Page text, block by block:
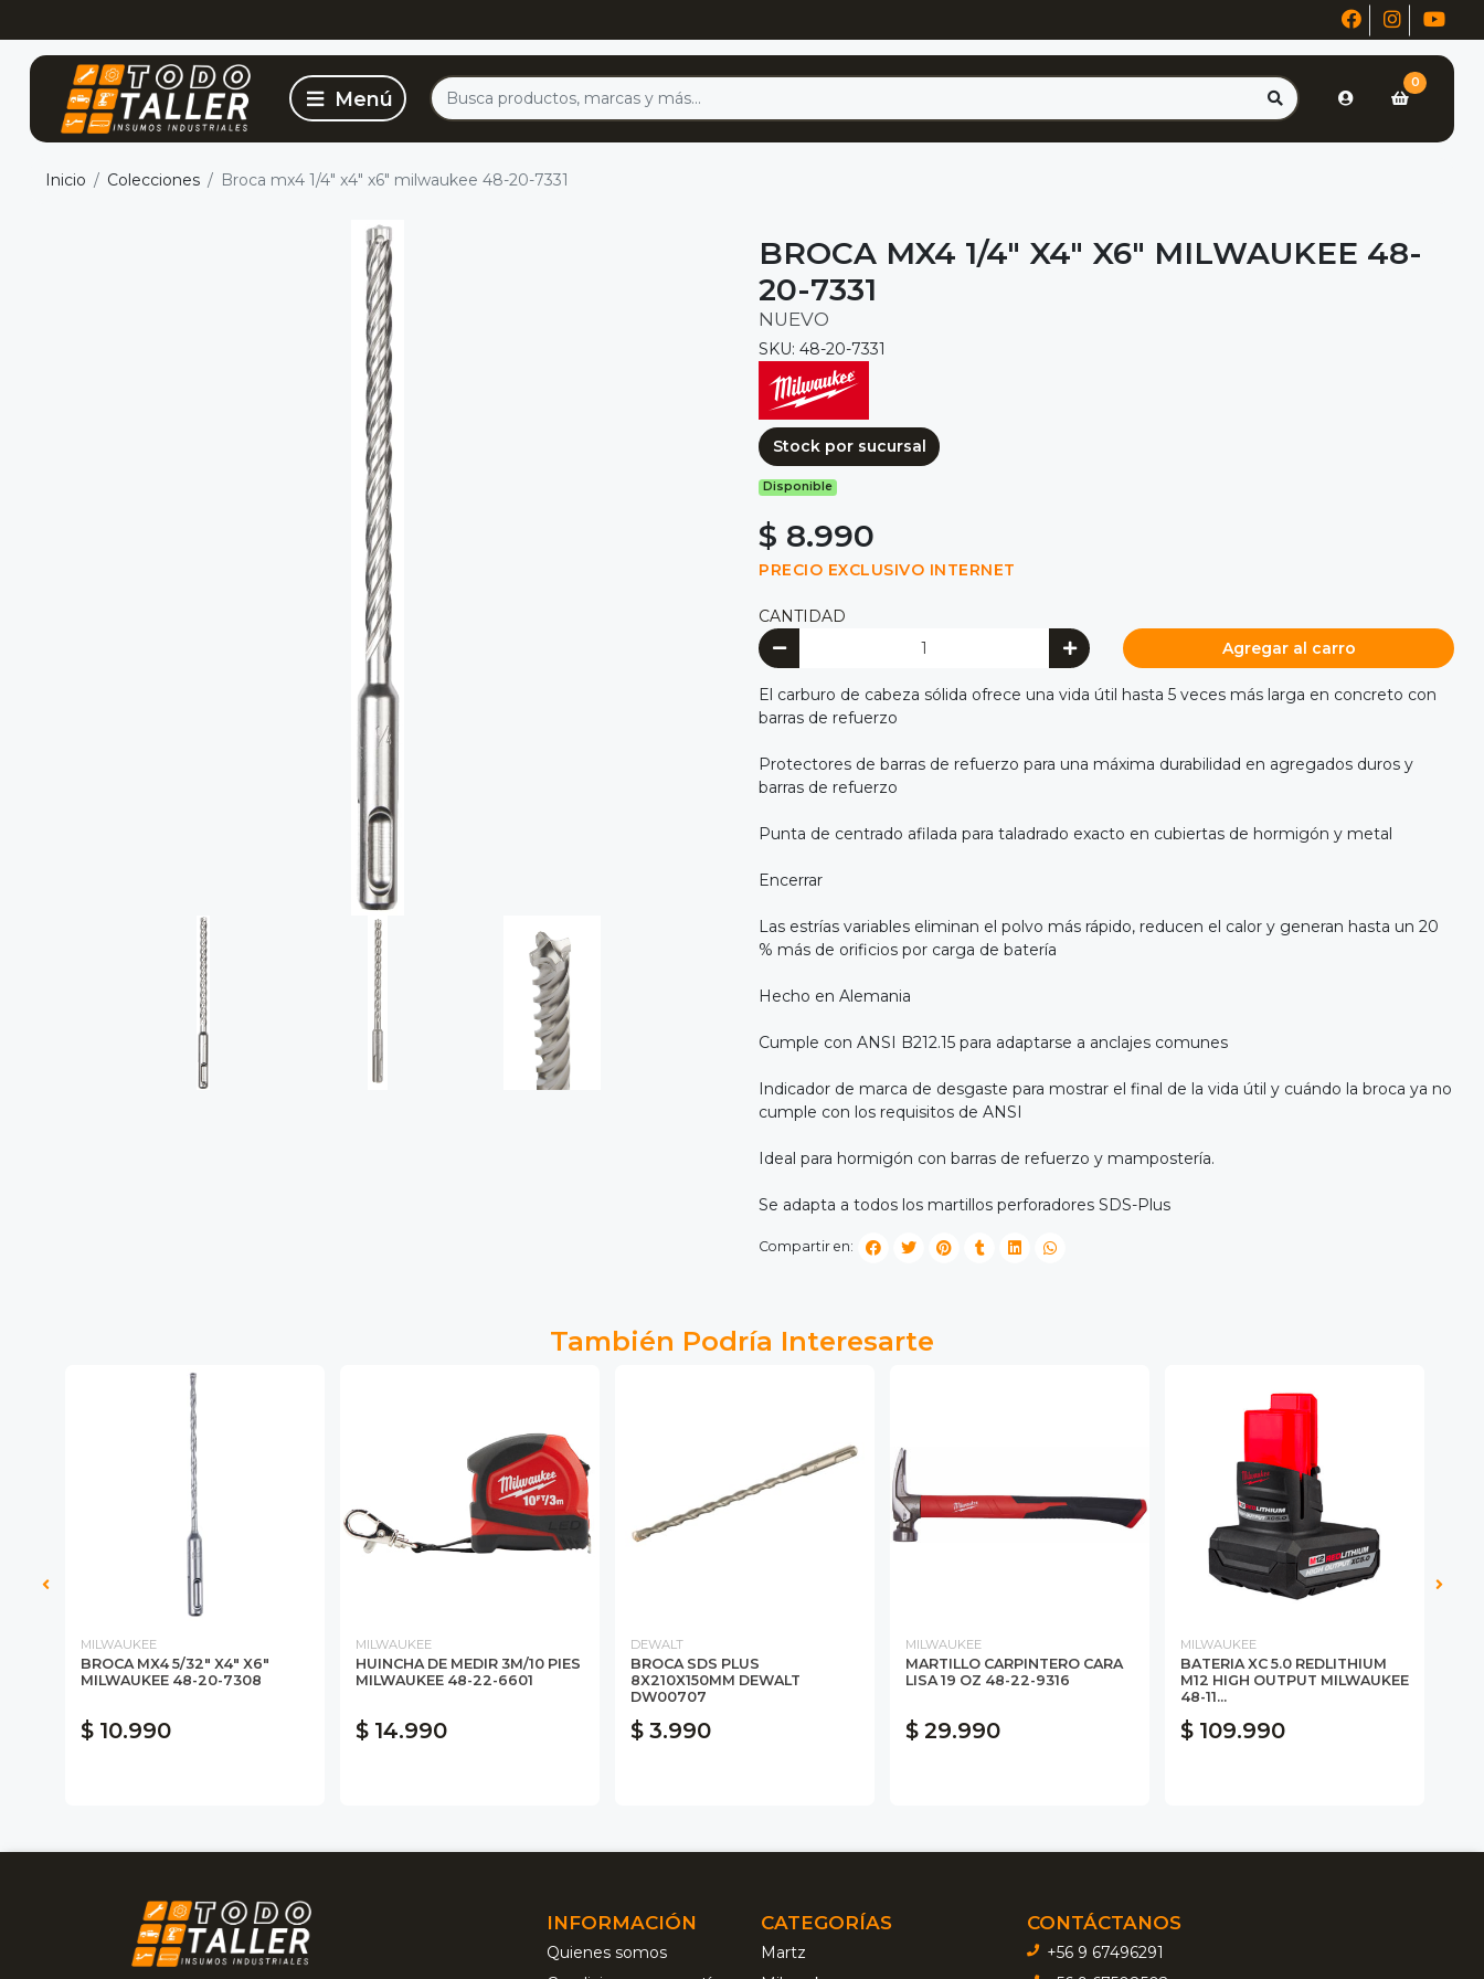
0
Inicio Colecciones Broca mx4 1/4" x4" x6" milwaukee 48-20-7331
BROCA MX4 1/4" X4" X6" MILWAUKEE 48-
20-7331
NUEVO
SKU: 48-20-7331
Stock por sucursal
Disponible
$ 8.990
PRECIO EXCLUSIVO INTERNET
CANTIDAD
Agregar al carro
El carburo de cabeza sólida ofrece una vida útil hasta 5 veces más larga en concreto con
barras de refuerzo
Protectores de barras de refuerzo para una máxima durabilidad en agregados duros y
barras de refuerzo
Punta de centrado afilada para taladrado exacto en cubiertas de hormigón y metal
Encerrar
Las estrías variables eliminan el polvo más rápido, reducen el calor y generan hasta un 20
% más de orificios por carga de batería
Hecho en Alemania
Cumple con ANSI B212.15 para adaptarse a anclajes comunes
Indicador de marca de desgaste para mostrar el final de la vida útil y cuándo la broca ya no
cumple con los requisitos de ANSI
Ideal para hormigón con barras de refuerzo y mampostería.
Se adapta a todos los martillos perforadores SDS-Plus
Compartir en:
También Podría Interesarte
MILWAUKEE
BROCA MX4 5/32" X4" X6"
MILWAUKEE 48-20-7308
$ 10.990
MILWAUKEE
HUINCHA DE MEDIR 3M/10 PIES
MILWAUKEE 48-22-6601
$ 14.990
DEWALT
BROCA SDS PLUS
8X210X150MM DEWALT
DW00707
$ 3.990
MILWAUKEE
MARTILLO CARPINTERO CARA
LISA 19 OZ 48-22-9316
$ 29.990
MILWAUKEE
BATERIA XC 5.0 REDLITHIUM
M12 HIGH OUTPUT MILWAUKEE
48-11...
$ 109.990
INFORMACIÓN
Quienes somos
CATEGORÍAS
Martz
CONTÁCTANOS
+56 9 67496291